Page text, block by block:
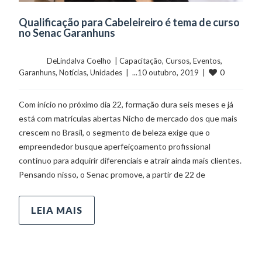
Qualificação para Cabeleireiro é tema de curso
no Senac Garanhuns
	    	DeLindalva Coelho  |
Capacitação, Cursos, Eventos
Garanhuns, Notícias, Unidades
  |  ...10 outubro, 2019  |
0
Com início no próximo dia 22, formação dura seis meses e já
está com matrículas abertas Nicho de mercado dos que mais
crescem no Brasil, o segmento de beleza exige que o
empreendedor busque aperfeiçoamento profissional
contínuo para adquirir diferenciais e atrair ainda mais clientes.
Pensando nisso, o Senac promove, a partir de 22 de
LEIA MAIS